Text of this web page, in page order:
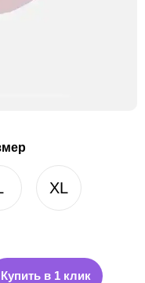
XL
Купить в 1 клик